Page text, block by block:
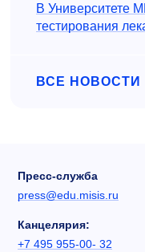
В Университете
тестирования
ВСЕ НОВОСТИ
Пресс-служба
press@edu.misis.ru
Канцелярия:
+7 495 955-00- 32